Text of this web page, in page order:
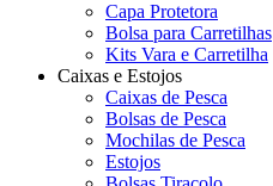
Capa Protetora
Bolsa para Carretilhas
Kits Vara e Carretilha
Caixas e Estojos
Caixas de Pesca
Bolsas de Pesca
Mochilas de Pesca
Estojos